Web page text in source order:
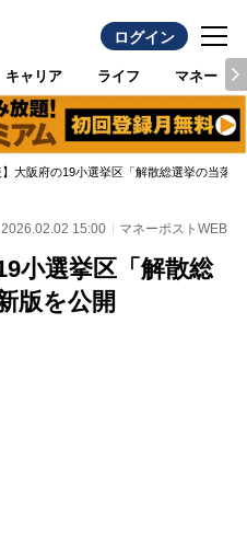
ログイン
キャリア ライフ マネー
】大阪府の19小選挙区「解散総選挙の当落
2026.02.02 15:00 マネーポストWEB
小選挙区「解散総
版を公開